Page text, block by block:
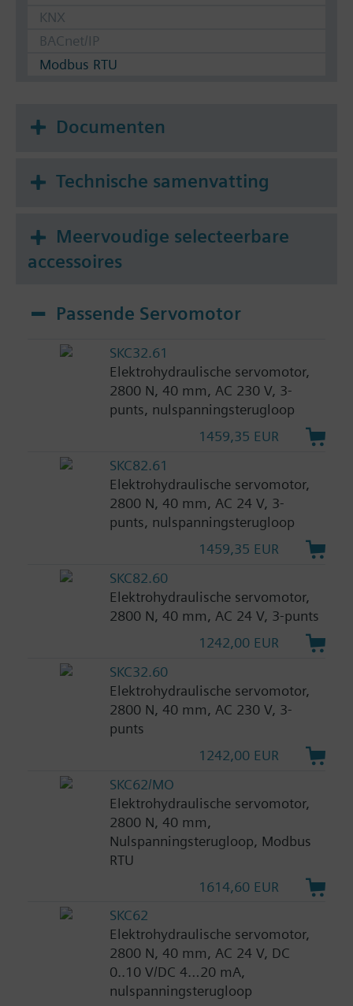
KNX
BACnet/IP
Modbus RTU
Documenten
Technische samenvatting
Meervoudige selecteerbare
accessoires
Passende Servomotor
SKC32.61
Elektrohydraulische servomotor,
2800 N, 40 mm, AC 230 V, 3-
punts, nulspanningsterugloop
1459,35 EUR
SKC82.61
Elektrohydraulische servomotor,
2800 N, 40 mm, AC 24 V, 3-
punts, nulspanningsterugloop
1459,35 EUR
SKC82.60
Elektrohydraulische servomotor,
2800 N, 40 mm, AC 24 V, 3-punts
1242,00 EUR
SKC32.60
Elektrohydraulische servomotor,
2800 N, 40 mm, AC 230 V, 3-
punts
1242,00 EUR
SKC62/MO
Elektrohydraulische servomotor,
2800 N, 40 mm,
Nulspanningsterugloop, Modbus
RTU
1614,60 EUR
SKC62
Elektrohydraulische servomotor,
2800 N, 40 mm, AC 24 V, DC
0..10 V/DC 4…20 mA,
nulspanningsterugloop